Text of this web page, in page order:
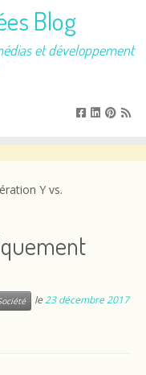
Blog
et développement
Y vs.
le23 décembre 2017